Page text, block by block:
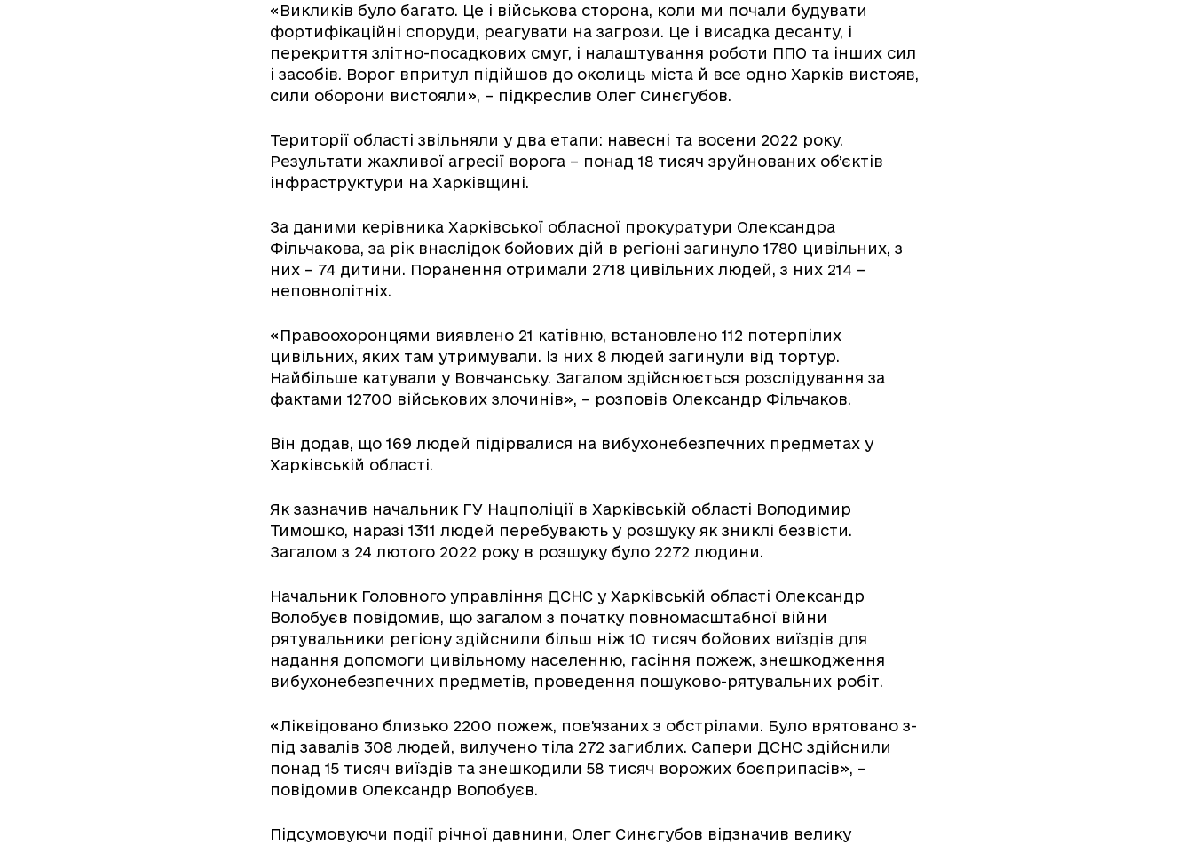
«Викликів було багато. Це і військова сторона, коли ми почали будувати
фортифікаційні споруди, реагувати на загрози. Це і висадка десанту, і
перекриття злітно-посадкових смуг, і налаштування роботи ППО та інших сил
і засобів. Ворог впритул підійшов до околиць міста й все одно Харків вистояв,
сили оборони вистояли», – підкреслив Олег Синєгубов.
Території області звільняли у два етапи: навесні та восени 2022 року.
Результати жахливої агресії ворога – понад 18 тисяч зруйнованих об’єктів
інфраструктури на Харківщині.
За даними керівника Харківської обласної прокуратури Олександра
Фільчакова, за рік внаслідок бойових дій в регіоні загинуло 1780 цивільних, з
них – 74 дитини. Поранення отримали 2718 цивільних людей, з них 214 –
неповнолітніх.
«Правоохоронцями виявлено 21 катівню, встановлено 112 потерпілих
цивільних, яких там утримували. Із них 8 людей загинули від тортур.
Найбільше катували у Вовчанську. Загалом здійснюється розслідування за
фактами 12700 військових злочинів», – розповів Олександр Фільчаков.
Він додав, що 169 людей підірвалися на вибухонебезпечних предметах у
Харківській області.
Як зазначив начальник ГУ Нацполіції в Харківській області Володимир
Тимошко, наразі 1311 людей перебувають у розшуку як зниклі безвісти.
Загалом з 24 лютого 2022 року в розшуку було 2272 людини.
Начальник Головного управління ДСНС у Харківській області Олександр
Волобуєв повідомив, що загалом з початку повномасштабної війни
рятувальники регіону здійснили більш ніж 10 тисяч бойових виїздів для
надання допомоги цивільному населенню, гасіння пожеж, знешкодження
вибухонебезпечних предметів, проведення пошуково-рятувальних робіт.
«Ліквідовано близько 2200 пожеж, пов'язаних з обстрілами. Було врятовано з-
під завалів 308 людей, вилучено тіла 272 загиблих. Сапери ДСНС здійснили
понад 15 тисяч виїздів та знешкодили 58 тисяч ворожих боєприпасів», –
повідомив Олександр Волобуєв.
Підсумовуючи події річної давнини, Олег Синєгубов відзначив велику